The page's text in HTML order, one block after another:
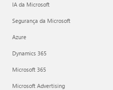
IA da Microsoft
Segurança da Microsoft
Azure
Dynamics 365
Microsoft 365
Microsoft Advertising